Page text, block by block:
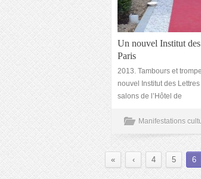
Un nouvel Institut
Paris
2013. Tambours et
nouvel Institut des
salons de l’Hôtel de
Manifestations
« ‹ 4 5 6